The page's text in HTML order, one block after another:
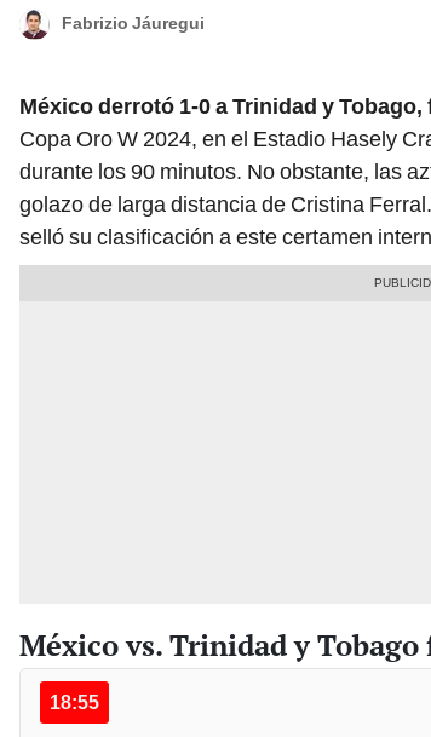
Fabrizio Jáuregui
México derrotó 1-0 a Trinidad y Tobago,
Copa Oro W 2024, en el Estadio Hasely
durante los 90 minutos. No obstante, las
golazo de larga distancia de Cristina
selló su clasificación a este certamen
México vs. Trinidad y
18:55